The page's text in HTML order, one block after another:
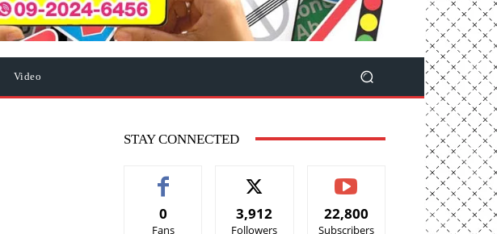
Video
STAY CONNECTED
0
Fans
3,912
Followers
22,800
Subscribers